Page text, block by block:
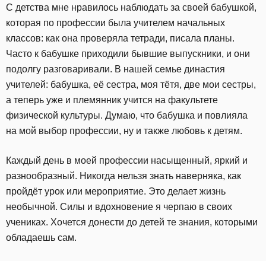
С детства мне нравилось наблюдать за своей бабушкой,
которая по профессии была учителем начальных
классов: как она проверяла тетради, писала планы.
Часто к бабушке приходили бывшие выпускники, и они
подолгу разговаривали. В нашей семье династия
учителей: бабушка, её сестра, моя тётя, две мои сестры,
а теперь уже и племянник учится на факультете
физической культуры. Думаю, что бабушка и повлияла
на мой выбор профессии, ну и также любовь к детям.
Каждый день в моей профессии насыщенный, яркий и
разнообразный. Никогда нельзя знать наверняка, как
пройдёт урок или мероприятие. Это делает жизнь
необычной. Силы и вдохновение я черпаю в своих
учениках. Хочется донести до детей те знания, которыми
обладаешь сам.